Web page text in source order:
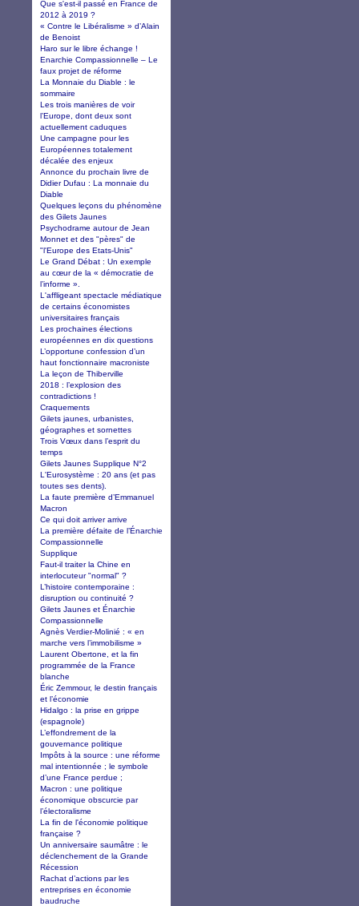
Que s'est-il passé en France de
2012 à 2019 ?
« Contre le Libéralisme » d’Alain
de Benoist
Haro sur le libre échange !
Enarchie Compassionnelle – Le
faux projet de réforme
La Monnaie du Diable : le
sommaire
Les trois manières de voir
l’Europe, dont deux sont
actuellement caduques
Une campagne pour les
Européennes totalement
décalée des enjeux
Annonce du prochain livre de
Didier Dufau : La monnaie du
Diable
Quelques leçons du phénomène
des Gilets Jaunes
Psychodrame autour de Jean
Monnet et des "pères" de
"l'Europe des Etats-Unis"
Le Grand Débat : Un exemple
au cœur de la « démocratie de
l’informe ».
L'affligeant spectacle médiatique
de certains économistes
universitaires français
Les prochaines élections
européennes en dix questions
L’opportune confession d’un
haut fonctionnaire macroniste
La leçon de Thiberville
2018 : l’explosion des
contradictions !
Craquements
Gilets jaunes, urbanistes,
géographes et sornettes
Trois Vœux dans l’esprit du
temps
Gilets Jaunes Supplique N°2
L'Eurosystème : 20 ans (et pas
toutes ses dents).
La faute première d’Emmanuel
Macron
Ce qui doit arriver arrive
La première défaite de l’Énarchie
Compassionnelle
Supplique
Faut-il traiter la Chine en
interlocuteur "normal" ?
L’histoire contemporaine :
disruption ou continuité ?
Gilets Jaunes et Énarchie
Compassionnelle
Agnès Verdier-Molinié : « en
marche vers l’immobilisme »
Laurent Obertone, et la fin
programmée de la France
blanche
Éric Zemmour, le destin français
et l’économie
Hidalgo : la prise en grippe
(espagnole)
L’effondrement de la
gouvernance politique
Impôts à la source : une réforme
mal intentionnée ; le symbole
d’une France perdue ;
Macron : une politique
économique obscurcie par
l’électoralisme
La fin de l'économie politique
française ?
Un anniversaire saumâtre : le
déclenchement de la Grande
Récession
Rachat d’actions par les
entreprises en économie
baudruche